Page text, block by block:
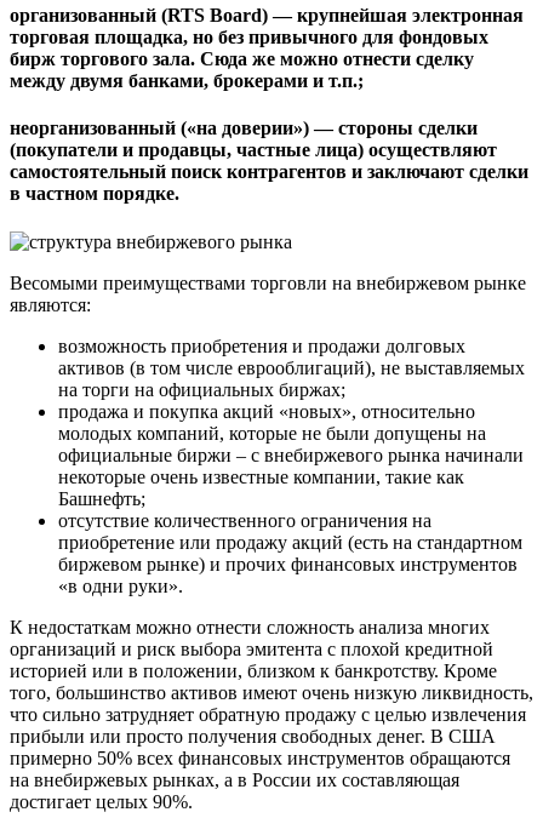
организованный (RTS Board) — крупнейшая электронная
торговая площадка, но без привычного для фондовых
бирж торгового зала. Сюда же можно отнести сделку
между двумя банками, брокерами и т.п.;
неорганизованный («на доверии») — стороны сделки
(покупатели и продавцы, частные лица) осуществляют
самостоятельный поиск контрагентов и заключают сделки
в частном порядке.
Весомыми преимуществами торговли на внебиржевом рынке
являются:
возможность приобретения и продажи долговых
активов (в том числе еврооблигаций), не выставляемых
на торги на официальных биржах;
продажа и покупка акций «новых», относительно
молодых компаний, которые не были допущены на
официальные биржи – с внебиржевого рынка начинали
некоторые очень известные компании, такие как
Башнефть;
отсутствие количественного ограничения на
приобретение или продажу акций (есть на стандартном
биржевом рынке) и прочих финансовых инструментов
«в одни руки».
К недостаткам можно отнести сложность анализа многих
организаций и риск выбора эмитента с плохой кредитной
историей или в положении, близком к банкротству. Кроме
того, большинство активов имеют очень низкую ликвидность,
что сильно затрудняет обратную продажу с целью извлечения
прибыли или просто получения свободных денег. В США
примерно 50% всех финансовых инструментов обращаются
на внебиржевых рынках, а в России их составляющая
достигает целых 90%.